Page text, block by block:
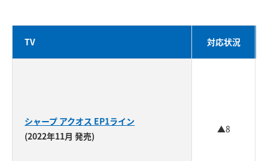
TV 対応状況
シャープ アクオス EP1ライン
(2022年11月 発売)
▲8